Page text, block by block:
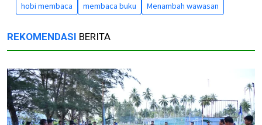
hobi membaca membaca buku Menambah wawasan
REKOMENDASI BERITA